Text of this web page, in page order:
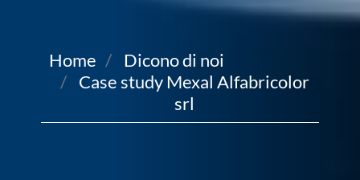
Home
Dicono di noi
Case study Mexal Alfabricolor
srl